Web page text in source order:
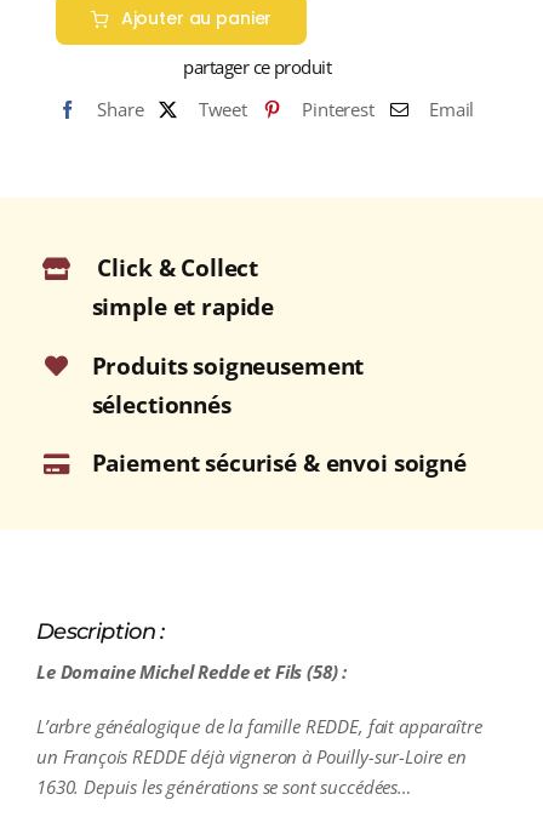
Domaine
Michel
et
F..."
POUILLY
FUMÉ
Blanc
2023
75cl
Ajouter au panier
partager ce produit
Share
Tweet Pinterest Email
Click & Collect
simple et rapide
Produits soigneusement
sélectionnés
Paiement sécurisé & envoi soigné
Description :
Le Domaine Michel Redde et Fils (58) :
L’arbre généalogique de la famille REDDE, fait apparaître
un François REDDE déjà vigneron à Pouilly-sur-Loire en
1630. Depuis les générations se sont succédées…